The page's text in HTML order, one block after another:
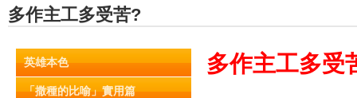
多作主工多受苦?
英雄本色
「撒種的比喻」實用篇
多作主工多受